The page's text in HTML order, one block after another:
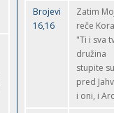
Brojevi
16,16
Zatim
reče
"Ti i sva
družina
stupite
pred
i oni, i